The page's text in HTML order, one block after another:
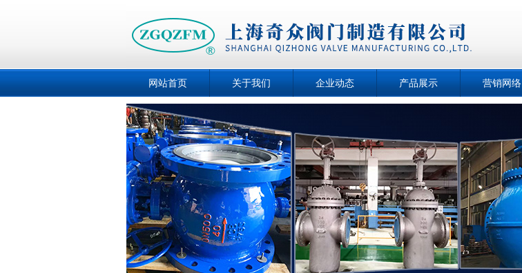
网站首页 关于我们 企业动态 产品展示 营销网络